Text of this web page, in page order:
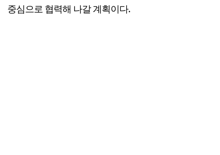
중심으로 협력해 나갈 계획이다.